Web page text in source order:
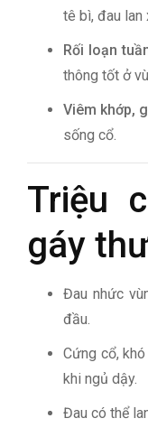
tê bì, đau lan
Rối loạn
thông tốt ở
Viêm khớp,
sống cổ.
Triệu
gáy
Đau nhức
đầu.
Cứng cổ,
khi ngủ dậy.
Đau có thể